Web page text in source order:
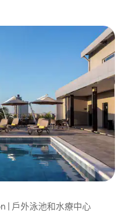
| 戶外泳池和水療中心